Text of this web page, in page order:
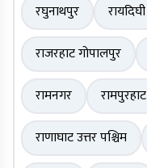
रघुनाथपुर
रायदिघी
राजरहाट गोपालपुर
रामनगर
रामपुरहाट
राणाघाट उत्तर पश्चिम